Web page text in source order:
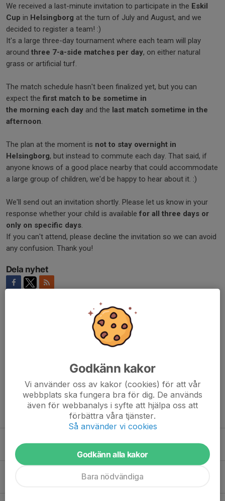
We received a last-minute invitation to participate in the Eskil
Cup in Helsingborg at the turn of July and August, and we
decided to register a team! :)
It's a large three-day tournament where each team will play
around three 7-a-side matches per day, on either natural
grass or artificial turf.
The match schedule hasn't been finalized yet, but you can
expect the first match to be sometime in
the morning each day and the last match sometime in the
afternoon.
The plan at the moment is not to stay overnight in
Helsingborg, but instead to commute each day. That said, if
anyone knows of a good place nearby that could accommodate
a large group of children, we'd be happy to hear about it. :)
We'll send out an invitation shortly. Please let us know in your
response whether your child is available for all three days or
only on specific days.
If you can't attend, please decline the invitation so we can avoid
any confusion. Thank you!
Dela nyhet
7 jul, 10:58
Ge även info i kallelsen om huruvida förälder kommer
Tidigare nyheter
0
Kallelse till matcher 15-16/8
Godkänn kakor
Vi använder oss av kakor (cookies) för att vår
webbplats ska fungera bra för dig. De används
även för webbanalys i syfte att hjälpa oss att
förbättra våra tjänster.
Så använder vi cookies
Godkänn alla kakor
Bara nödvändiga